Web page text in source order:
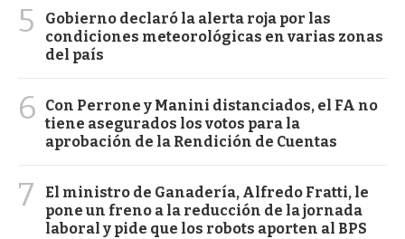
5
Gobierno declaró la alerta roja por las
condiciones meteorológicas en varias zonas
del país
6
Con Perrone y Manini distanciados, el FA no
tiene asegurados los votos para la
aprobación de la Rendición de Cuentas
7
El ministro de Ganadería, Alfredo Fratti, le
pone un freno a la reducción de la jornada
laboral y pide que los robots aporten al BPS